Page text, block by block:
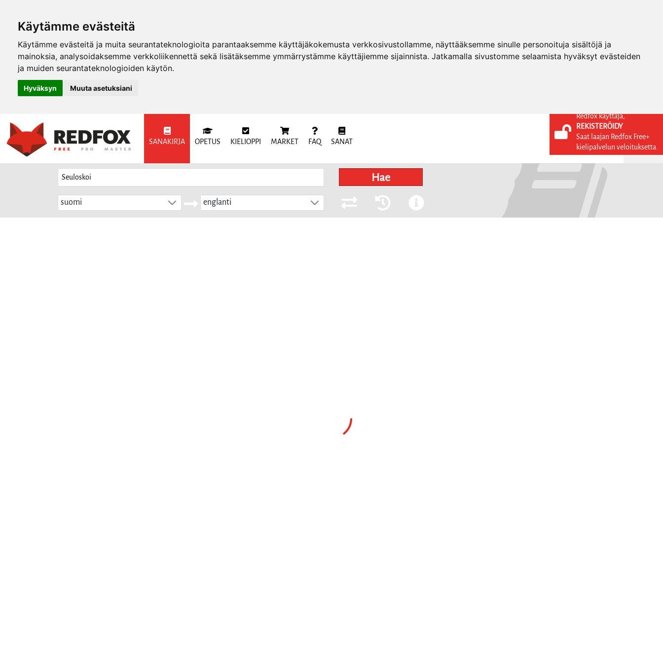
Käytämme evästeitä
Käytämme evästeitä ja muita seurantateknologioita parantaaksemme käyttäjäkokemusta verkkosivustollamme, näyttääksemme sinulle personoituja sisältöjä ja
mainoksia, analysoidaksemme verkkoliikennettä sekä lisätäksemme ymmärrystämme käyttäjiemme sijainnista. Jatkamalla sivustomme selaamista hyväksyt evästeiden
ja muiden seurantateknologioiden käytön.
Hyväksyn Muuta asetuksiani
SANAKIRJA OPETUS KIELIOPPI MARKET FAQ SANAT
KIRJAUDU SISÄÄN
REKISTERÖIDY
FI
Hae
suomi englanti
Redfox käyttäjä,
REKISTERÖIDY
Saat laajan Redfox Free+
kielipalvelun veloituksetta.